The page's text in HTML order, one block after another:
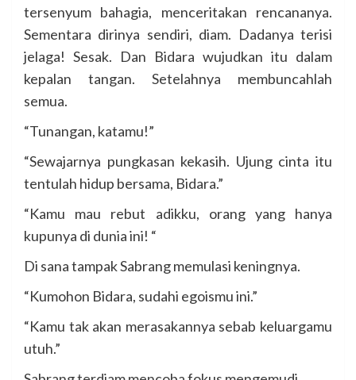
tersenyum bahagia, menceritakan rencananya.
Sementara dirinya sendiri, diam. Dadanya terisi
jelaga! Sesak. Dan Bidara wujudkan itu dalam
kepalan tangan. Setelahnya membuncahlah
semua.
“Tunangan, katamu!”
“Sewajarnya pungkasan kekasih. Ujung cinta itu
tentulah hidup bersama, Bidara.”
“Kamu mau rebut adikku, orang yang hanya
kupunya di dunia ini! “
Di sana tampak Sabrang memulasi keningnya.
“Kumohon Bidara, sudahi egoismu ini.”
“Kamu tak akan merasakannya sebab keluargamu
utuh.”